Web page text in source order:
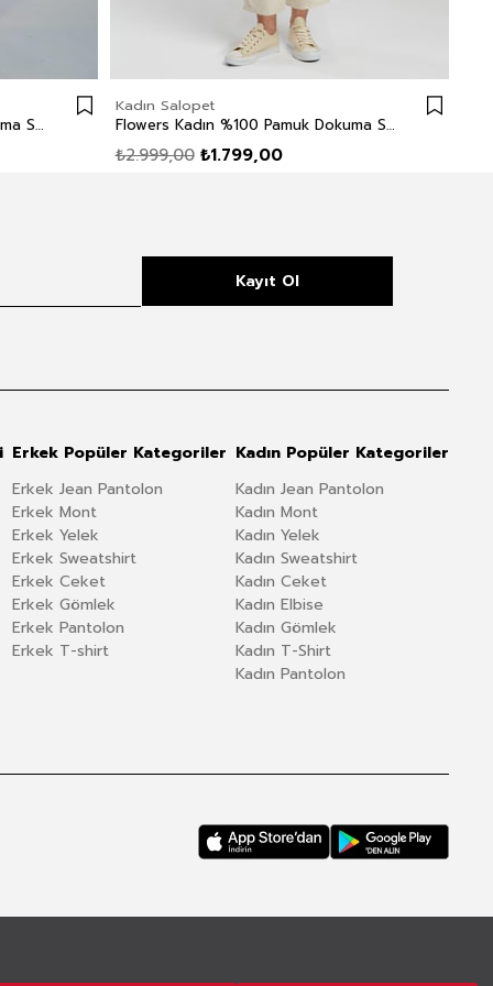
Flowers Kadın %100 Pamuk Dokuma Salopet Mavi
Kadın Salopet
Flowers Kadın %100 Pamuk Dokuma Salopet Ekru
₺1.799,00
₺2.999,00
Kayıt Ol
Erkek Popüler Kategoriler
Erkek Jean Pantolon
Erkek Mont
Erkek Yelek
Erkek Sweatshirt
Erkek Ceket
Erkek Gömlek
Erkek Pantolon
Erkek T-shirt
Kadın Popüler Kategoriler
Kadın Jean Pantolon
Kadın Mont
Kadın Yelek
Kadın Sweatshirt
Kadın Ceket
Kadın Elbise
Kadın Gömlek
Kadın T-Shirt
Kadın Pantolon